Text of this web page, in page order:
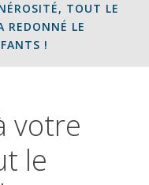
TOUT LE
REDONNÉ LE
!
votre
le